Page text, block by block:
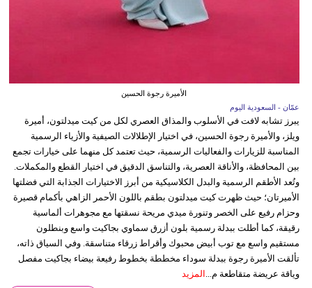
الأميرة رجوة الحسين
عمّان - السعودية اليوم
يبرز تشابه لافت في الأسلوب والمذاق العصري لكل من كيت ميدلتون، أميرة
ويلز، والأميرة رجوة الحسين، في اختيار الإطلالات الصيفية والأزياء الرسمية
المناسبة للزيارات والفعاليات الرسمية، حيث تعتمد كل منهما على خيارات تجمع
بين المحافظة، والأناقة العصرية، والتناسق الدقيق في اختيار القطع والمكملات.
وتُعد الأطقم الرسمية والبدل الكلاسيكية من أبرز الاختيارات الجذابة التي فضلتها
الأميرتان؛ حيث ظهرت كيت ميدلتون بطقم باللون الأحمر الزاهي بأكمام قصيرة
وحزام رفيع على الخصر وتنورة ميدي مريحة نسقتها مع مجوهرات ألماسية
رقيقة، كما أطلت ببدلة رسمية بلون أزرق سماوي بجاكيت واسع وبنطلون
مستقيم واسع مع توب أبيض محبوك وأقراط زرقاء متناسقة. وفي السياق ذاته،
تألقت الأميرة رجوة ببدلة سوداء مخططة بخطوط رفيعة بيضاء بجاكيت مفصل
وياقة عريضة متقاطعة م...
المزيد